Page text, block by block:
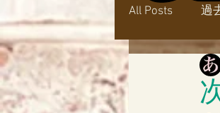
All Posts 過
パワー送信